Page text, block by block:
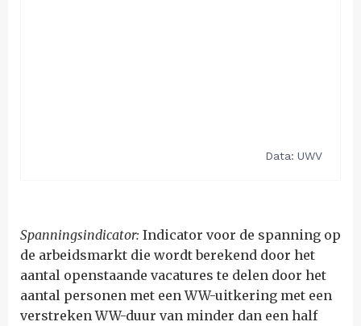
Spanningsindicator: Indicator voor de spanning op
de arbeidsmarkt die wordt berekend door het
aantal openstaande vacatures te delen door het
aantal personen met een WW-uitkering met een
verstreken WW-duur van minder dan een half